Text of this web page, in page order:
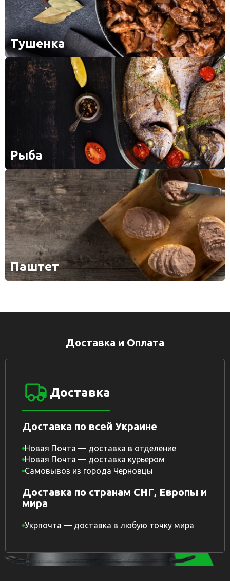
Тушенка
Рыба
Паштет
Доставка и Оплата
Доставка
Доставка по всей Украине
Новая Почта — доставка в отделение
Новая Почта — доставка курьером
Самовывоз из города Черновцы
Доставка по странам СНГ, Европы и
мира
Укрпочта — доставка в любую точку мира